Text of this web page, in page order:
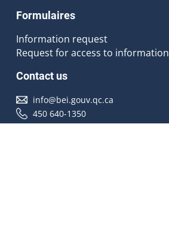
Formulaires
Information request
Request for access to information
Contact us
info@bei.gouv.qc.ca
450 640-1350